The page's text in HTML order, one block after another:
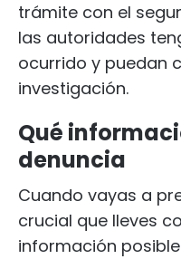
trámite con el
las autoridades
ocurrido y puedan
investigación.
Qué
denuncia
Cuando vayas a
crucial que lleves
información